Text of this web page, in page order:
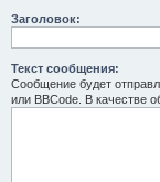
Заголовок:
Текст сообщения:
Сообщение будет
или BBCode. В качестве